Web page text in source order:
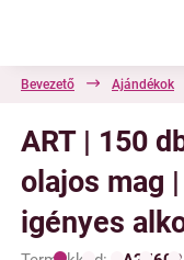
Bevezető Ajándékok
ART | 150
olajos mag
igényes